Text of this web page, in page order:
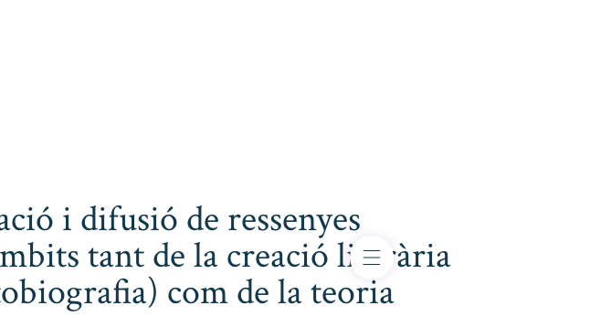
i difusió de ressenyes
tant de la creació literària
com de la teoria